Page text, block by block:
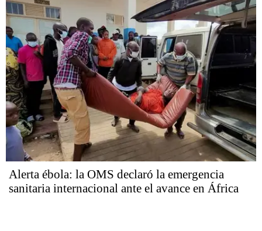
Alerta ébola: la OMS declaró la emergencia
sanitaria internacional ante el avance en África